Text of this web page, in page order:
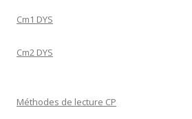
Cm1 DYS
Cm2 DYS
Méthodes de lecture CP